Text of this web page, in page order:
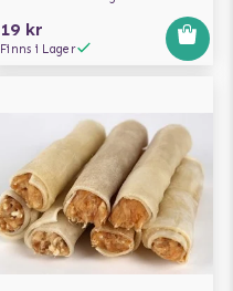
19 kr
Finns i Lager